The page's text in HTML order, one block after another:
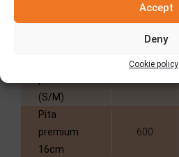
Accept
Deny
Cookie policy
Pallet
(internacional)
(S/M)
Pita
premium
16cm
600